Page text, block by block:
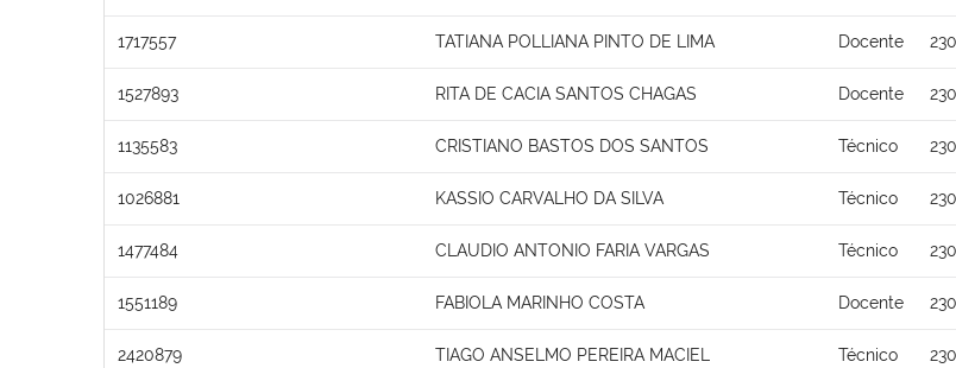
1717557 TATIANA POLLIANA PINTO DE LIMA Docente
1527893 RITA DE CACIA SANTOS CHAGAS Docente
1135583 CRISTIANO BASTOS DOS SANTOS Técnico
1026881 KASSIO CARVALHO DA SILVA Técnico
1477484 CLAUDIO ANTONIO FARIA VARGAS Técnico
1551189 FABIOLA MARINHO COSTA Docente
2420879 TIAGO ANSELMO PEREIRA MACIEL Técnico